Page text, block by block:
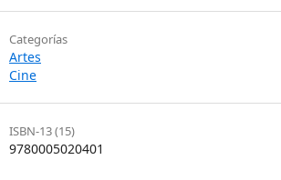
Categorías
Artes
Cine
ISBN-13 (15)
9780005020401